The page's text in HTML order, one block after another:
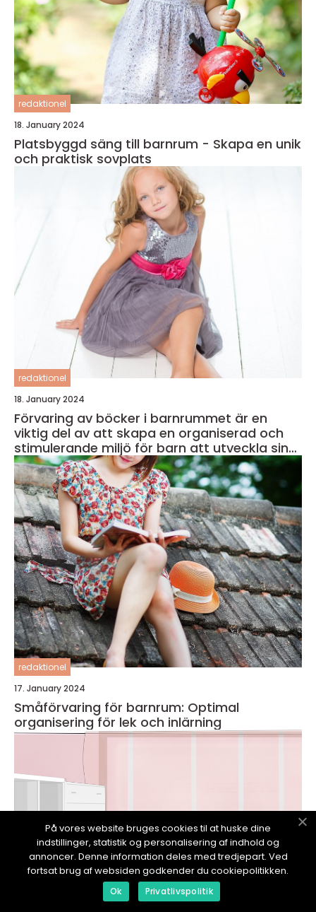
redaktionel
18. January 2024
Platsbyggd säng till barnrum - Skapa en unik
och praktisk sovplats
redaktionel
18. January 2024
Förvaring av böcker i barnrummet är en
viktig del av att skapa en organiserad och
stimulerande miljö för barn att utveckla sin
läsförmåga och kreativitet
redaktionel
17. January 2024
Småförvaring för barnrum: Optimal
organisering för lek och inlärning
På vores website bruges cookies til at huske dine
indstillinger, statistik og personalisering af indhold og
annoncer. Denne information deles med tredjepart. Ved
fortsat brug af websiden godkender du cookiepolitikken.
Ok Privatlivspolitik